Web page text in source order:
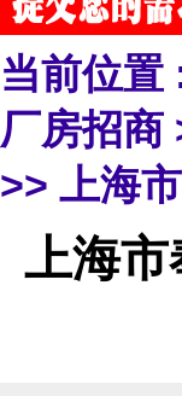
当前位置
厂房招商
>> 上海
上海市